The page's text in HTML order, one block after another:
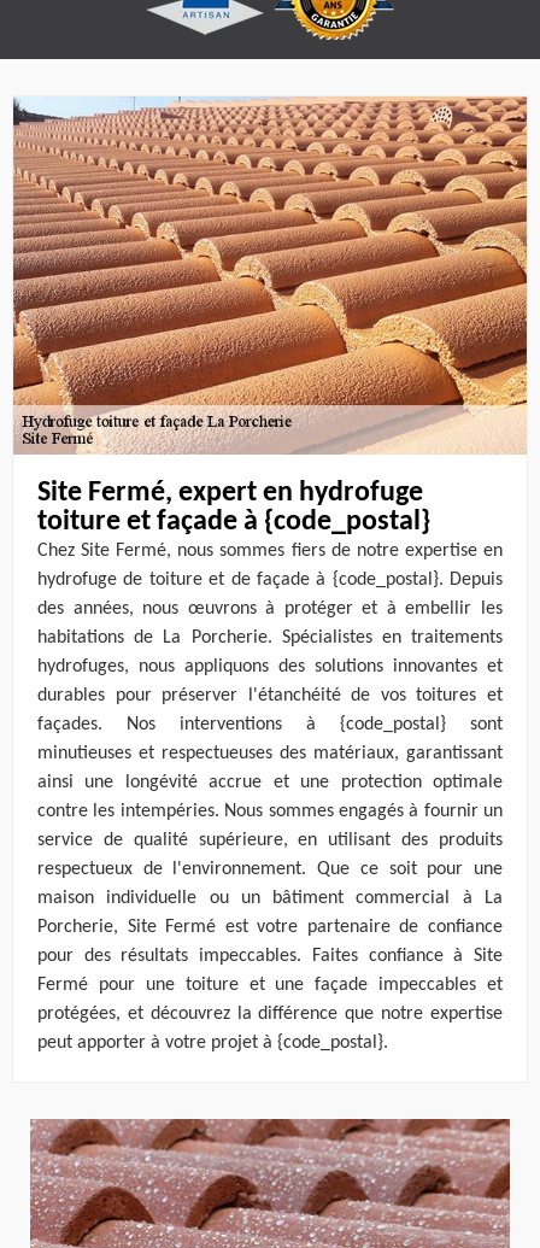
Site Fermé, expert en hydrofuge
toiture et façade à {code_postal}
Chez Site Fermé, nous sommes fiers de notre expertise en
hydrofuge de toiture et de façade à {code_postal}. Depuis
des années, nous œuvrons à protéger et à embellir les
habitations de La Porcherie. Spécialistes en traitements
hydrofuges, nous appliquons des solutions innovantes et
durables pour préserver l'étanchéité de vos toitures et
façades. Nos interventions à {code_postal} sont
minutieuses et respectueuses des matériaux, garantissant
ainsi une longévité accrue et une protection optimale
contre les intempéries. Nous sommes engagés à fournir un
service de qualité supérieure, en utilisant des produits
respectueux de l'environnement. Que ce soit pour une
maison individuelle ou un bâtiment commercial à La
Porcherie, Site Fermé est votre partenaire de confiance
pour des résultats impeccables. Faites confiance à Site
Fermé pour une toiture et une façade impeccables et
protégées, et découvrez la différence que notre expertise
peut apporter à votre projet à {code_postal}.